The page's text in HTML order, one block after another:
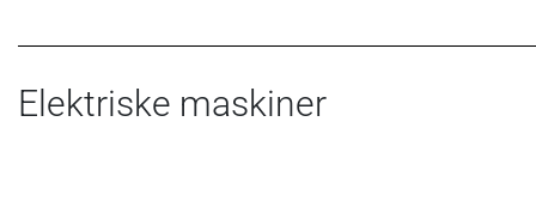
Elektriske maskiner